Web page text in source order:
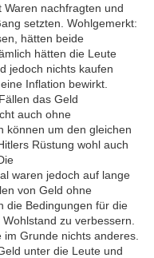
nachfragten und
setzten. Wohlgemerkt:
hätten beide
hätten die Leute
jedoch nichts kaufen
Inflation bewirkt.
das Geld
auch ohne
können um den gleichen
Rüstung wohl auch
waren jedoch auf lange
von Geld ohne
die Bedingungen für die
zu verbessern.
im Grunde nichts anderes.
unter die Leute und